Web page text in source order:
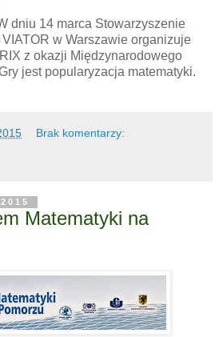
dniu 14 marca Stowarzyszenie
w Warszawie organizuje
z okazji Międzynarodowego
jest popularyzacja matematyki.
Brak komentarzy:
Matematyki na